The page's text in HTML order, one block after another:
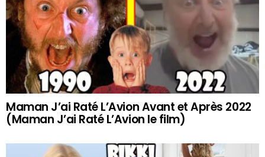
Maman J’ai Raté L’Avion Avant et Après 2022
(Maman J’ai Raté L’Avion le film)